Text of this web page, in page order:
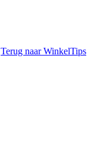
Terug naar WinkelTips